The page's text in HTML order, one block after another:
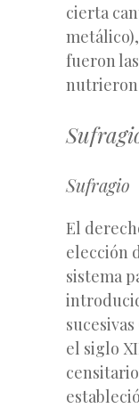
cierta
fueron
Sufragio
El
elección
sistema
el siglo